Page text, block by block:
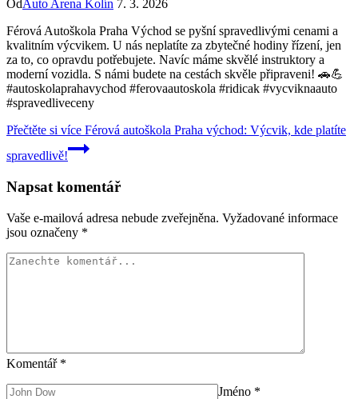
OdAuto Arena Kolín 7. 3. 2026
Férová Autoškola Praha Východ se pyšní spravedlivými cenami a
kvalitním výcvikem. U nás neplatíte za zbytečné hodiny řízení, jen
za to, co opravdu potřebujete. Navíc máme skvělé instruktory a
moderní vozidla. S námi budete na cestách skvěle připraveni! 🚗💪
#autoskolaprahavychod #ferovaautoskola #ridicak #vycviknaauto
#spravedliveceny
Přečtěte si více Férová autoškola Praha východ: Výcvik, kde platíte
spravedlivě!
Napsat komentář
Vaše e-mailová adresa nebude zveřejněna. Vyžadované informace
jsou označeny *
Komentář *
Jméno *